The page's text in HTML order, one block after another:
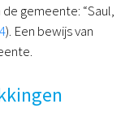
gemeente: “Saul,
). Een bewijs van